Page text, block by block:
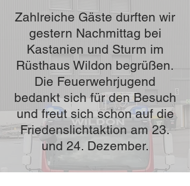
Zahlreiche Gäste durften wir
gestern Nachmittag bei
Kastanien und Sturm im
Rüsthaus Wildon begrüßen.
Die Feuerwehrjugend
bedankt sich für den Besuch
und freut sich schon auf die
Friedenslichtaktion am 23.
und 24. Dezember.